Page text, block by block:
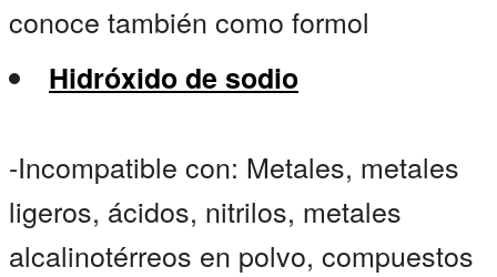
conoce también como formol
Hidróxido de sodio
-Incompatible con: Metales, metales
ligeros, ácidos, nitrilos, metales
alcalinotérreos en polvo, compuestos